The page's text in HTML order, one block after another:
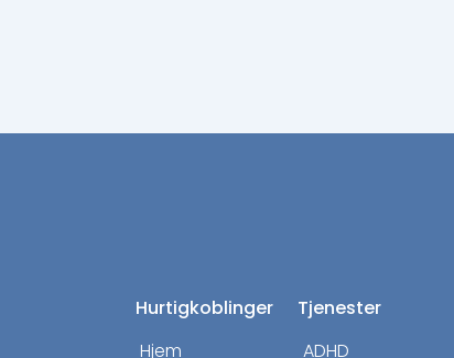
Hurtigkoblinger
Hjem
Tjenester
ADHD